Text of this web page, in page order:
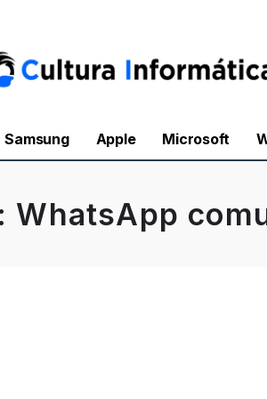
Samsung Apple Microsoft
WhatsApp